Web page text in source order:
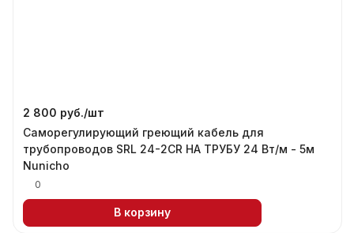
2 800 руб./шт
Саморегулирующий греющий кабель для
трубопроводов SRL 24-2CR НА ТРУБУ 24 Вт/м - 5м
Nunicho
0
В корзину